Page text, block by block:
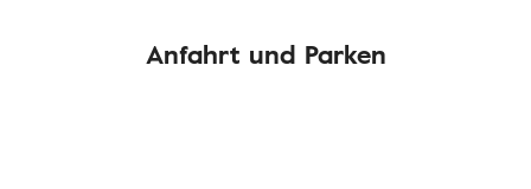
Anfahrt und Parken